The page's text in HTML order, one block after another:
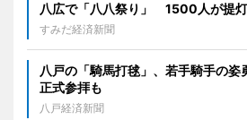
八広で「八八祭り」 1500人が提
すみだ経済新聞
八戸の「騎馬打毬」、若手騎手の
正式参拝も
八戸経済新聞